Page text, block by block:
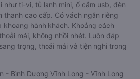
như ti-vi, tủ lạnh mini, ổ cắm usb, đèn
thanh cao cấp. Có vách ngăn riêng
khoang hành khách. Khoảng cách
mái, không nhồi nhét. Luôn đáp
trọng, thoải mái và tiện nghi trong
- Bình Dương Vĩnh Long - Vĩnh Long